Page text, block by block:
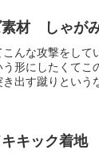
素材 しゃが
こんな攻撃をして
う形にしたくて
出す蹴りという
キック着地